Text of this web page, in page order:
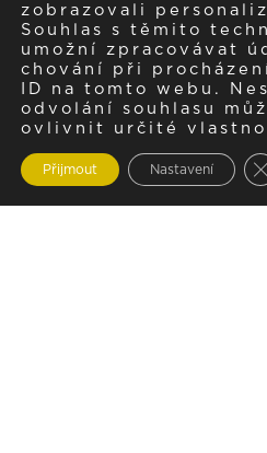
zobrazovali
Souhlas s těmito
umožní zpracovávat
chování při
ID na tomto webu.
odvolání souhlasu
ovlivnit určité
Přijmout Nastavení